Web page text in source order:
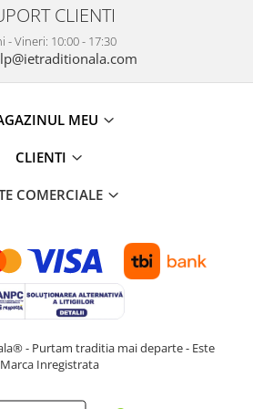
CLIENTI
- Vineri: 10:00 - 17:30
MEU
CLIENTI
COMERCIALE
- Purtam traditia mai departe - Este
Marca Inregistrata